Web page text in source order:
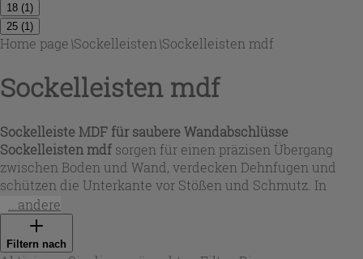
18 (1)
25 (1)
Home page\Sockelleisten \Sockelleisten mdf
Sockelleisten mdf
Sockelleiste MDF für saubere Wandabschlüsse
Sockelleisten mdf sorgen für einen präzisen Übergang
zwischen Boden und Wand, verdecken Dehnfugen und
schützen die Unterkante vor Stößen und Schmutz. In
dieser Auswahl finden Sie Profile aus mitteldichter
Faserplatte mit glatter Oberfläche und unterschiedlichen
Proportionen – häufig in 2,40 m Länge – für eine
...andere
Filtern nach